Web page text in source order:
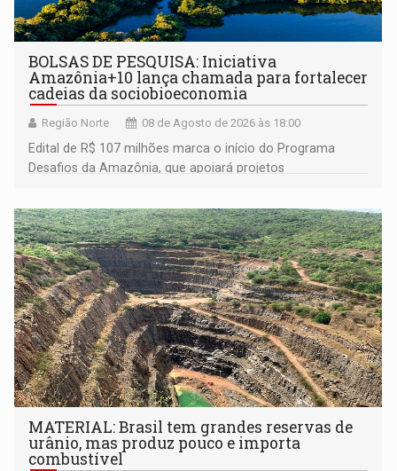
BOLSAS DE PESQUISA: Iniciativa
Amazônia+10 lança chamada para fortalecer
cadeias da sociobioeconomia
Região Norte 08 de Agosto de 2026 às 18:00
Edital de R$ 107 milhões marca o início do Programa
Desafios da Amazônia, que apoiará projetos
submissão de pré-propostas poderá ser feita até 1º de
setembro
MATERIAL: Brasil tem grandes reservas de
urânio, mas produz pouco e importa
combustível